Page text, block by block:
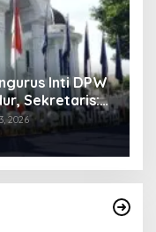
Inti DPW
Sekretaris:
2026